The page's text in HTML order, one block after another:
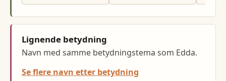
Lignende betydning
Navn med samme betydningstema som Edda.
Se flere navn etter betydning